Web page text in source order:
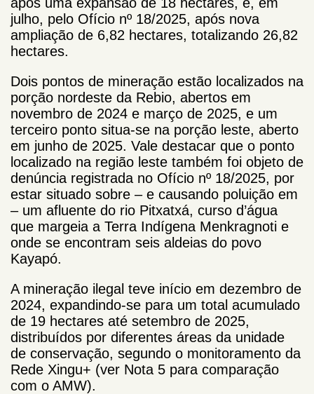
julho, pelo Ofício nº 18/2025, após nova
ampliação de 6,82 hectares, totalizando 26,82
hectares.
Dois pontos de mineração estão localizados na
porção nordeste da Rebio, abertos em
novembro de 2024 e março de 2025, e um
terceiro ponto situa-se na porção leste, aberto
em junho de 2025. Vale destacar que o ponto
localizado na região leste também foi objeto de
denúncia registrada no Ofício nº 18/2025, por
estar situado sobre – e causando poluição em
– um afluente do rio Pitxatxá, curso d’água
que margeia a Terra Indígena Menkragnoti e
onde se encontram seis aldeias do povo
Kayapó.
A mineração ilegal teve início em dezembro de
2024, expandindo-se para um total acumulado
de 19 hectares até setembro de 2025,
distribuídos por diferentes áreas da unidade
de conservação, segundo o monitoramento da
Rede Xingu+ (ver Nota 5 para comparação
com o AMW).